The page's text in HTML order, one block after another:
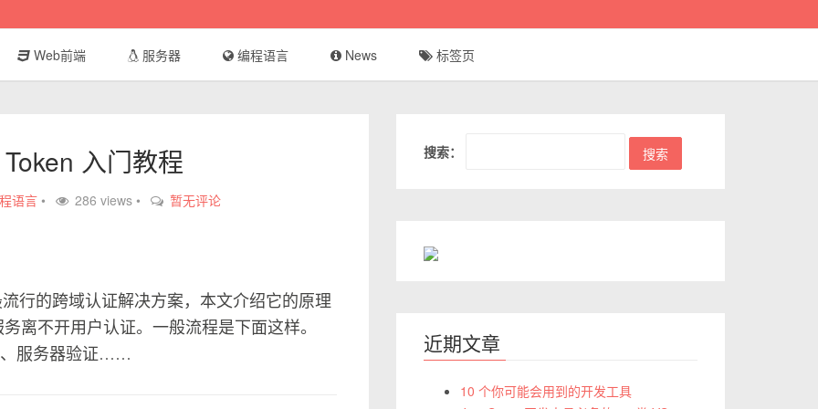
Web前端 服务器 编程语言 News 标签页
入门教程
语言 • 286 views • 暂无评论
行的跨域认证解决方案，本文介绍它的原理
离不开用户认证。一般流程是下面这样。
、服务器验证……
搜索：
近期文章
10 个你可能会用到的开发工具